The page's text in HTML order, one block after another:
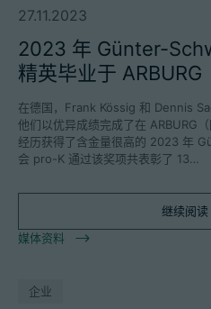
27.11.2023
2023 年 Günter-
精英毕业于 ARBURG
在德国，Frank Kössig 和 Dennis
他们以优异成绩完成了在 ARBURG
经历获得了含金量很高的 2023 年
会 pro-K 通过该奖项共表彰了 13…
继续阅读
媒体资料
企业